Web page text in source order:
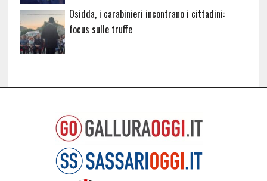
Osidda, i carabinieri incontrano i cittadini:
focus sulle truffe